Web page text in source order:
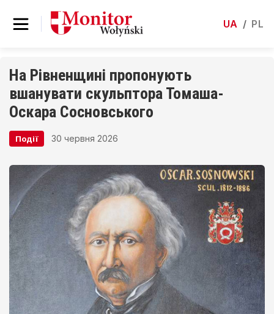
UA / PL
На Рівненщині пропонують
вшанувати скульптора Томаша-
Оскара Сосновського
Події 30 червня 2026